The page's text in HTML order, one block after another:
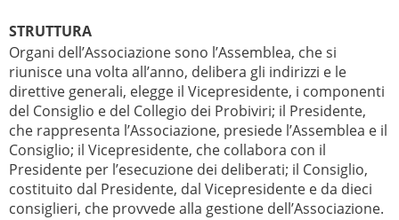
STRUTTURA
Organi dell’Associazione sono l’Assemblea, che si
riunisce una volta all’anno, delibera gli indirizzi e le
direttive generali, elegge il Vicepresidente, i componenti
del Consiglio e del Collegio dei Probiviri; il Presidente,
che rappresenta l’Associazione, presiede l’Assemblea e il
Consiglio; il Vicepresidente, che collabora con il
Presidente per l’esecuzione dei deliberati; il Consiglio,
costituito dal Presidente, dal Vicepresidente e da dieci
consiglieri, che provvede alla gestione dell’Associazione.